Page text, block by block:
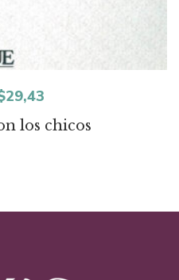
los chicos
29,43El
precio
$29,43.